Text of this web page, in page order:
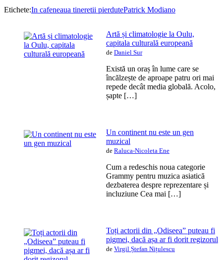
Etichete:In cafeneaua tineretii pierdutePatrick Modiano
Artă și climatologie la Oulu,
capitala culturală europeană
de Daniel Sur
Există un oraș în lume care se
încălzește de aproape patru ori mai
repede decât media globală. Acolo,
șapte […]
Un continent nu este un gen
muzical
de Raluca-Nicoleta Ene
Cum a redeschis noua categorie
Grammy pentru muzica asiatică
dezbaterea despre reprezentare și
incluziune Cea mai […]
Toți actorii din „Odiseea” puteau fi
pigmei, dacă așa ar fi dorit regizorul
de Virgil Ștefan Nițulescu